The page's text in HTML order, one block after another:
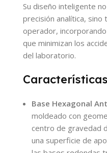
Su diseño inteligente
precisión analítica, sino
operador,
que minimizan los
del laboratorio.
Base Hexagonal
moldeado con
centro de gravedad
una superficie de